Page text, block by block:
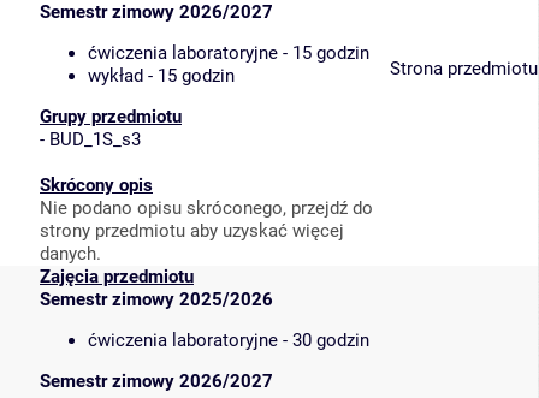
Semestr zimowy 2026/2027
ćwiczenia laboratoryjne - 15 godzin
wykład - 15 godzin
Grupy przedmiotu
- BUD_1S_s3
Skrócony opis
Nie podano opisu skróconego, przejdź do
strony przedmiotu aby uzyskać więcej
danych.
Strona przedmiotu
Zajęcia przedmiotu
Semestr zimowy 2025/2026
ćwiczenia laboratoryjne - 30 godzin
Semestr zimowy 2026/2027